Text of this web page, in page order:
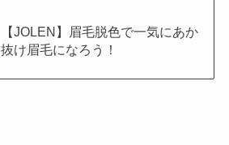
【JOLEN】眉毛脱色で一気にあか
抜け眉毛になろう！